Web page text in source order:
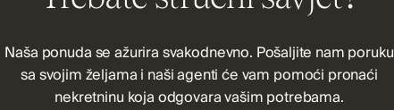
Naša ponuda se ažurira svakodnevno. Pošaljite nam poruku
sa svojim željama i naši agenti će vam pomoći pronaći
nekretninu koja odgovara vašim potrebama.